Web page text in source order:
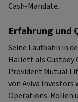
Cash-Mandate.
Erfahrung und
Seine Laufbahn in
Hallett als Custody
Provident Mutual
von Aviva Investors
Operations-Rollen